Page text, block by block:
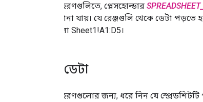
এই উদাহরণগুলিতে, প্লেসহোল্ডার
থেকে জানা যায়। যে রেঞ্জগুলি থেকে ডেটা পড়তে
রেঞ্জ হলো Sheet1!A1:D5।
উৎস ডেটা
এই উদাহরণগুলোর জন্য, ধরে নিন যে